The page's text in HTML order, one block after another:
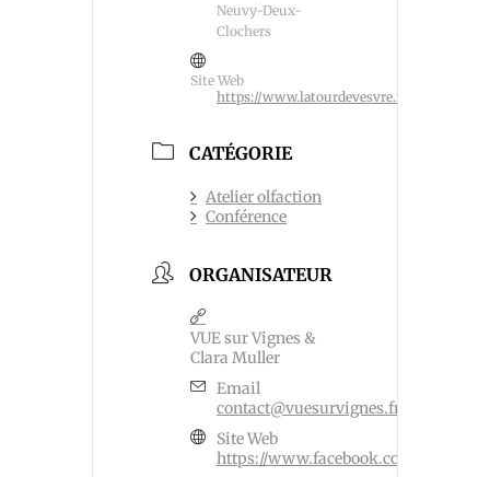
Neuvy-Deux-
Clochers
Site Web
https://www.latourdevesvre.fr/
CATÉGORIE
Atelier olfaction
Conférence
ORGANISATEUR
VUE sur Vignes &
Clara Muller
Email
contact@vuesurvignes.fr
Site Web
https://www.facebook.com/